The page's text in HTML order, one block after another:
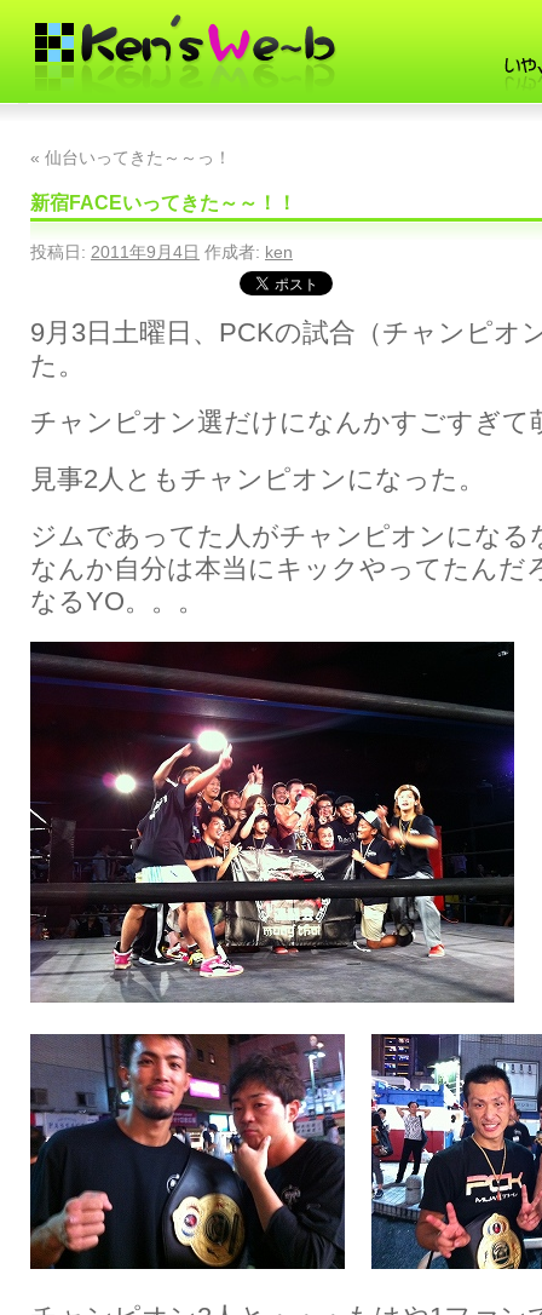
« 仙台いってきた～～っ！
新宿FACEいってきた～～！！
投稿日: 2011年9月4日 作成者: ken
9月3日土曜日、PCKの試合（チャンピオ
た。
チャンピオン選だけになんかすごすぎて
見事2人ともチャンピオンになった。
ジムであってた人がチャンピオンになる
なんか自分は本当にキックやってたんだ
なるYO。。。